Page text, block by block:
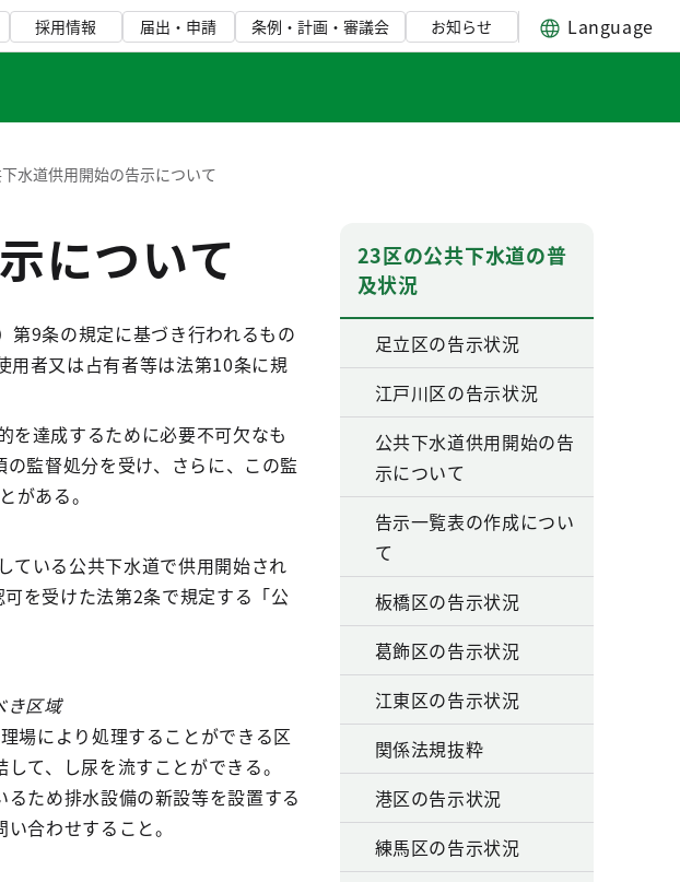
採用情報 届出・申請 条例・計画・審議会 お知らせ Language
水道供用開始の告示について
について
第9条の規定に基づき行われるもの
用者又は占有者等は法第10条に規
を達成するために必要不可欠なも
監督処分を受け、さらに、この監
がある。
ている公共下水道で供用開始され
を受けた法第2条で規定する「公
き区域
場により処理することができる区
て、し尿を流すことができる。
ため排水設備の新設等を設置する
合わせすること。
23区の公共下水道の普
及状況
足立区の告示状況
江戸川区の告示状況
公共下水道供用開始の告
示について
告示一覧表の作成につい
て
板橋区の告示状況
葛飾区の告示状況
江東区の告示状況
関係法規抜粋
港区の告示状況
練馬区の告示状況